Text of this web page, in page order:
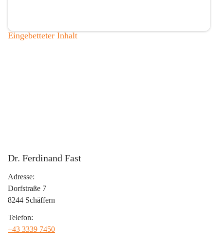
Eingebetteter Inhalt
Dr. Ferdinand Fast
Adresse:
Dorfstraße 7
8244 Schäffern
Telefon:
+43 3339 7450